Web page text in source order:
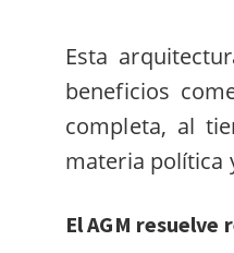
Esta
beneficios
completa, al
materia política
El AGM